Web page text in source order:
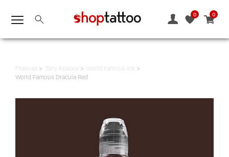
0
0
Главная Тату Краски
World Famous ink
World Famous Dracula Red